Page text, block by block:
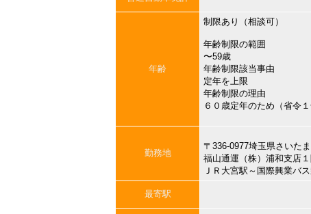
年齢
制限あり（相談可）
年齢制限の範囲
〜59歳
年齢制限該当事由
定年を上限
年齢制限の理由
６０歳定年のため（省令１
勤務地
〒336-0977埼玉県さいた
福山通運（株）浦和支店
ＪＲ大宮駅～国際興業バ
最寄駅